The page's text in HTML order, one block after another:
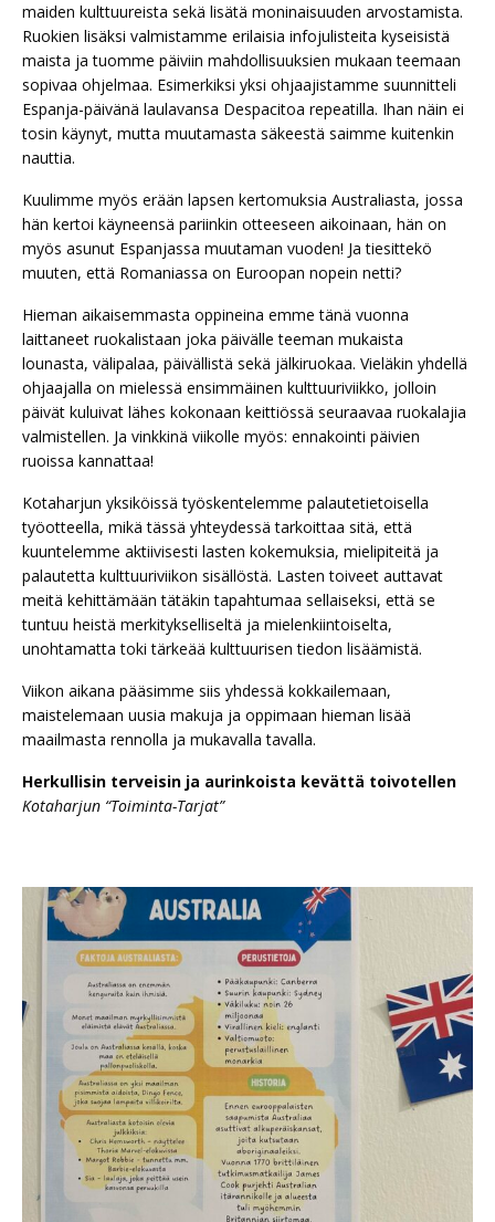
maiden kulttuureista sekä lisätä moninaisuuden arvostamista.
Ruokien lisäksi valmistamme erilaisia infojulisteita kyseisistä
maista ja tuomme päiviin mahdollisuuksien mukaan teemaan
sopivaa ohjelmaa. Esimerkiksi yksi ohjaajistamme suunnitteli
Espanja-päivänä laulavansa Despacitoa repeatilla. Ihan näin ei
tosin käynyt, mutta muutamasta säkeestä saimme kuitenkin
nauttia.
Kuulimme myös erään lapsen kertomuksia Australiasta, jossa
hän kertoi käyneensä pariinkin otteeseen aikoinaan, hän on
myös asunut Espanjassa muutaman vuoden! Ja tiesittekö
muuten, että Romaniassa on Euroopan nopein netti?
Hieman aikaisemmasta oppineina emme tänä vuonna
laittaneet ruokalistaan joka päivälle teeman mukaista
lounasta, välipalaa, päivällistä sekä jälkiruokaa. Vieläkin yhdellä
ohjaajalla on mielessä ensimmäinen kulttuuriviikko, jolloin
päivät kuluivat lähes kokonaan keittiössä seuraavaa ruokalajia
valmistellen. Ja vinkkinä viikolle myös: ennakointi päivien
ruoissa kannattaa!
Kotaharjun yksiköissä työskentelemme palautetietoisella
työotteella, mikä tässä yhteydessä tarkoittaa sitä, että
kuuntelemme aktiivisesti lasten kokemuksia, mielipiteitä ja
palautetta kulttuuriviikon sisällöstä. Lasten toiveet auttavat
meitä kehittämään tätäkin tapahtumaa sellaiseksi, että se
tuntuu heistä merkitykselliseltä ja mielenkiintoiselta,
unohtamatta toki tärkeää kulttuurisen tiedon lisäämistä.
Viikon aikana pääsimme siis yhdessä kokkailemaan,
maistelemaan uusia makuja ja oppimaan hieman lisää
maailmasta rennolla ja mukavalla tavalla.
Herkullisin terveisin ja aurinkoista kevättä toivotellen
Kotaharjun “Toiminta-Tarjat”